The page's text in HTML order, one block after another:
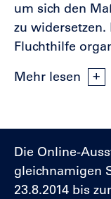
um sich den
zu
Fluchthilfe
Mehr lesen
Die Online-
gleichnamigen
23.8.2014 bis